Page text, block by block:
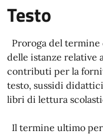
Testo
Proroga del termine
delle istanze relative
contributi per la
testo, sussidi
libri di lettura
Il termine ultimo